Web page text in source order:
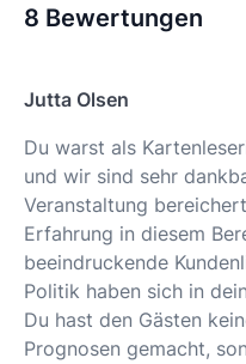
8 Bewertungen
Jutta Olsen
Du warst als
und wir sind sehr
Veranstaltung
Erfahrung in diesem
beeindruckende
Politik haben sich in
Du hast den Gästen
Prognosen gemacht,